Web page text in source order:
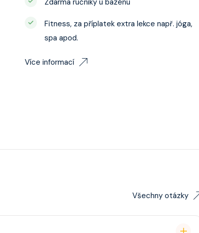
Zdarma ručníky u bazénu
Fitness, za příplatek extra lekce např. jóga,
spa apod.
Více informací
Všechny otázky